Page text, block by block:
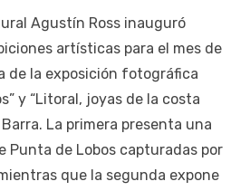
Agustín Ross inauguró
artísticas para el mes de
de la exposición fotográfica
y “Litoral, joyas de la costa
La primera presenta una
Punta de Lobos capturadas por
que la segunda expone